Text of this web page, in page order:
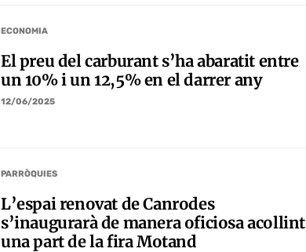
ECONOMIA
El preu del carburant s’ha abaratit entre
un 10% i un 12,5% en el darrer any
12/06/2025
PARRÒQUIES
L’espai renovat de Canrodes
s’inaugurarà de manera oficiosa acollint
una part de la fira Motand